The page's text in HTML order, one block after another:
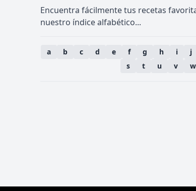
Encuentra fácilmente tus recetas
nuestro índice alfabético...
a b c d e f g h i j
s
t u v w